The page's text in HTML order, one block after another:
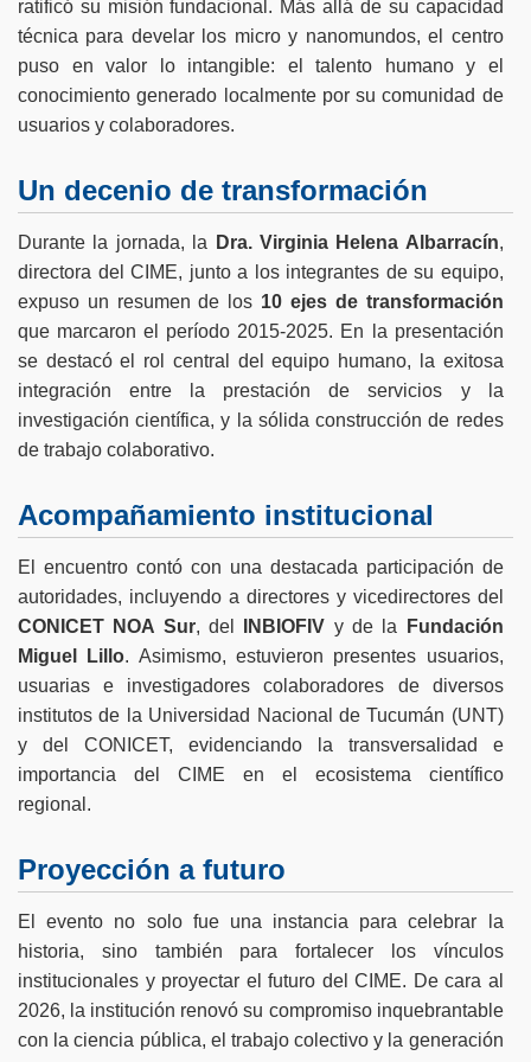
ratificó su misión fundacional. Más allá de su capacidad
técnica para develar los micro y nanomundos, el centro
puso en valor lo intangible: el talento humano y el
conocimiento generado localmente por su comunidad de
usuarios y colaboradores.
Un decenio de transformación
Durante la jornada, la Dra. Virginia Helena Albarracín,
directora del CIME, junto a los integrantes de su equipo,
expuso un resumen de los 10 ejes de transformación
que marcaron el período 2015-2025. En la presentación
se destacó el rol central del equipo humano, la exitosa
integración entre la prestación de servicios y la
investigación científica, y la sólida construcción de redes
de trabajo colaborativo.
Acompañamiento institucional
El encuentro contó con una destacada participación de
autoridades, incluyendo a directores y vicedirectores del
CONICET NOA Sur, del INBIOFIV y de la
Fundación
Miguel Lillo. Asimismo, estuvieron presentes usuarios,
usuarias e investigadores colaboradores de diversos
institutos de la Universidad Nacional de Tucumán (UNT)
y del CONICET, evidenciando la transversalidad e
importancia del CIME en el ecosistema científico
regional.
Proyección a futuro
El evento no solo fue una instancia para celebrar la
historia, sino también para fortalecer los vínculos
institucionales y proyectar el futuro del CIME. De cara al
2026, la institución renovó su compromiso inquebrantable
con la ciencia pública, el trabajo colectivo y la generación